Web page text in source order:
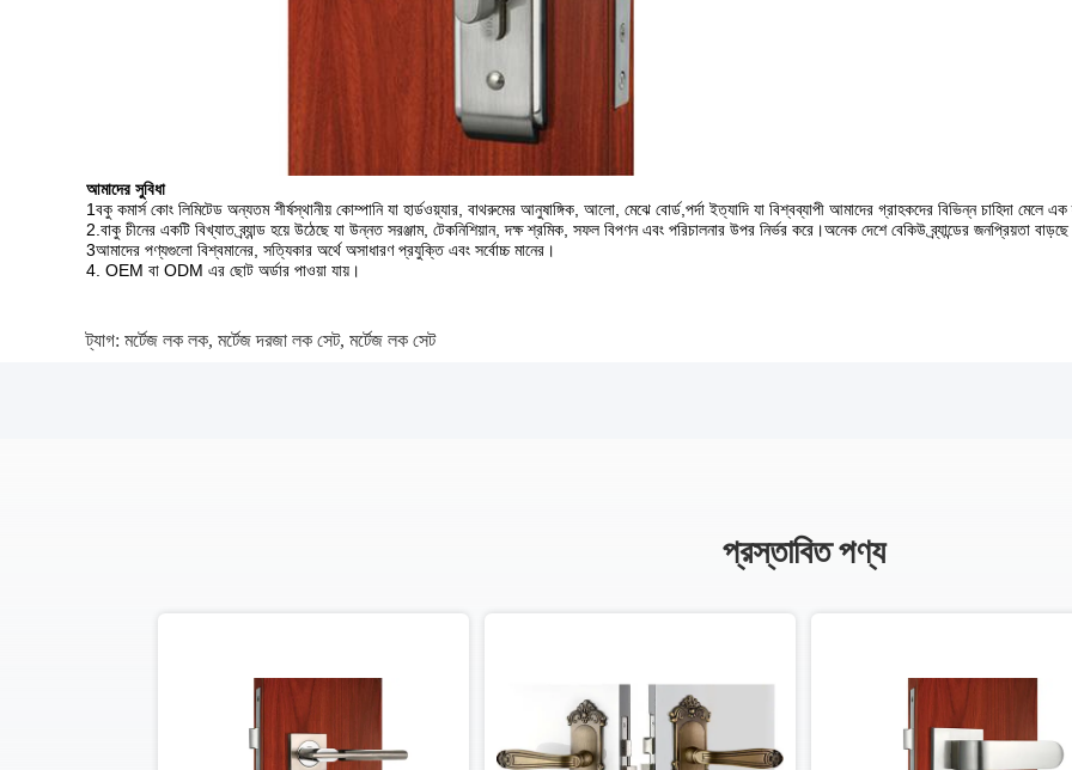
আমাদের সুবিধা
1বকু কমার্স কোং লিমিটেড অন্যতম শীর্ষস্থানীয় কোম্পানি যা হার্ডওয়্যার, বাথরুমের আনুষাঙ্গিক, আলো, মেঝে বোর্ড,পর্দা ইত্যাদি যা বিশ্বব্যাপী আমাদের গ্রাহকদের বিভিন্ন চাহিদা মেলে
2.বাকু চীনের একটি বিখ্যাত ব্র্যান্ড হয়ে উঠেছে যা উন্নত সরঞ্জাম, টেকনিশিয়ান, দক্ষ শ্রমিক, সফল বিপণন এবং পরিচালনার উপর নির্ভর করে।অনেক দেশে বেকিউ ব্র্যান্ডের জনপ্রিয়তা বাড়ছে .
3আমাদের পণ্যগুলো বিশ্বমানের, সত্যিকার অর্থে অসাধারণ প্রযুক্তি এবং সর্বোচ্চ মানের।
4. OEM বা ODM এর ছোট অর্ডার পাওয়া যায়।
ট্যাগ: মর্টেজ লক লক, মর্টেজ দরজা লক সেট, মর্টেজ লক সেট
প্রস্তাবিত পণ্য